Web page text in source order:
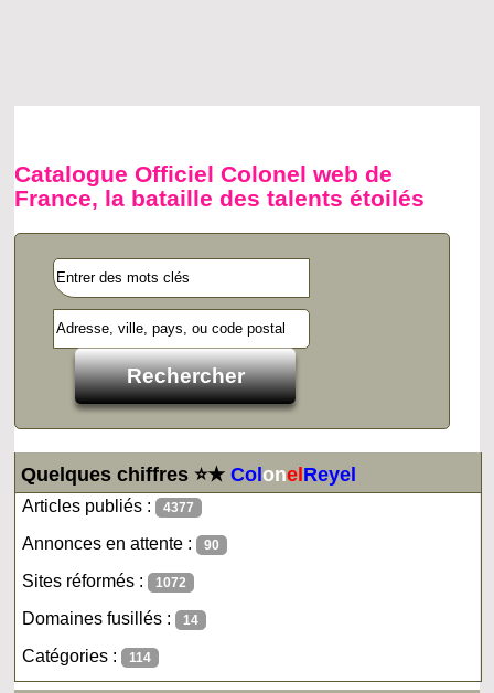
Catalogue Officiel Colonel web de
France, la bataille des talents étoilés
Quelques chiffres ⭐★ColonelReyel
Articles publiés : 4377
Annonces en attente : 90
Sites réformés : 1072
Domaines fusillés : 14
Catégories : 114